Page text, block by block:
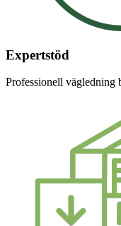
Expertstöd
Professionell vägledning